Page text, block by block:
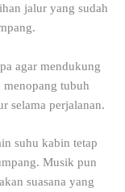
jalur yang sudah
agar mendukung
tubuh
selama perjalanan.
suhu kabin tetap
Musik pun
suasana yang